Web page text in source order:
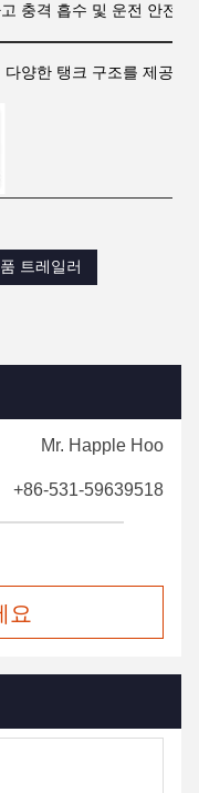
충격 흡수 및 운전 안전의
양한 탱크 구조를 제공합
트레일러
Mr. Happle Hoo
+86-531-59639518
요